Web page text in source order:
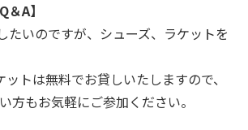
＆A】
たいのですが、シューズ、ラケットを
ットは無料でお貸しいたしますので、
方もお気軽にご参加ください。